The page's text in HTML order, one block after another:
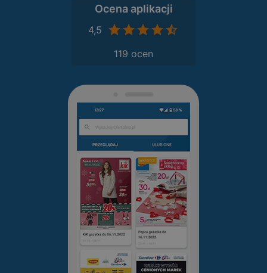
Ocena aplikacji
4,5
119 ocen